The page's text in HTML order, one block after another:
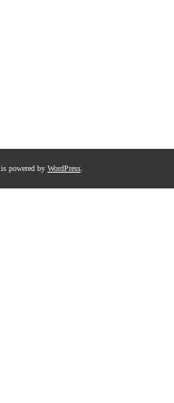
is powered by WordPress